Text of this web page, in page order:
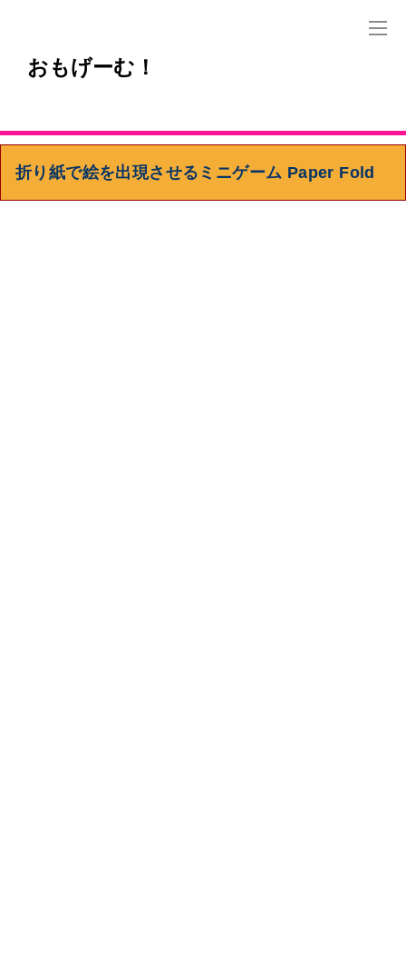
おもげーむ！
折り紙で絵を出現させるミニゲーム Paper Fold